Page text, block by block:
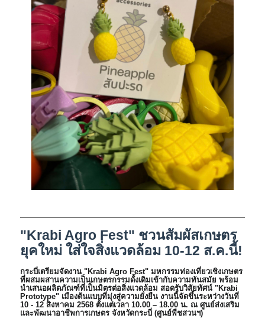
"Krabi Agro Fest" ชวนสัมผัสเกษตร
ยุคใหม่ ใส่ใจสิ่งแวดล้อม 10-12 ส.ค.นี้!
กระบี่เตรียมจัดงาน "Krabi Agro Fest" มหกรรมท่องเที่ยวเชิงเกษตร
ที่ผสมผสานความเป็นเกษตรกรรมดั้งเดิมเข้ากับความทันสมัย พร้อม
นำเสนอผลิตภัณฑ์ที่เป็นมิตรต่อสิ่งแวดล้อม สอดรับวิสัยทัศน์ "Krabi
Prototype" เมืองต้นแบบที่มุ่งสู่ความยั่งยืน งานนี้จัดขึ้นระหว่างวันที่
10 - 12 สิงหาคม 2568 ตั้งแต่เวลา 10.00 – 18.00 น. ณ ศูนย์ส่งเสริม
และพัฒนาอาชีพการเกษตร จังหวัดกระบี่ (ศูนย์พืชสวนฯ)